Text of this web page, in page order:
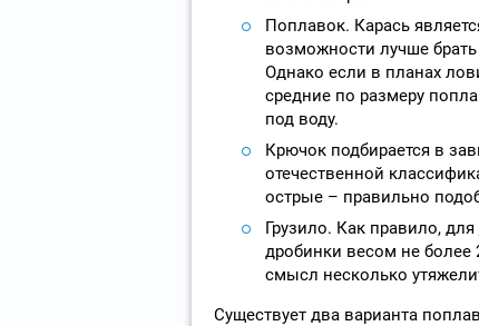
Поплавок. Карась
возможности лучше
Однако если в планах
средние по размеру
под воду.
Крючок подбирается в
отечественной
острые – правильно
Грузило. Как правило, для
дробинки весом не более
смысл несколько
Существует два варианта